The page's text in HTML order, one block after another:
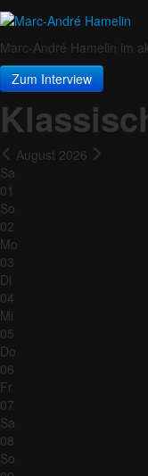
Marc-André Hamelin im
Zum Interview
August 2026
Sa
01
So
02
Mo
03
Di
04
Mi
05
Do
06
Fr
07
Sa
08
So